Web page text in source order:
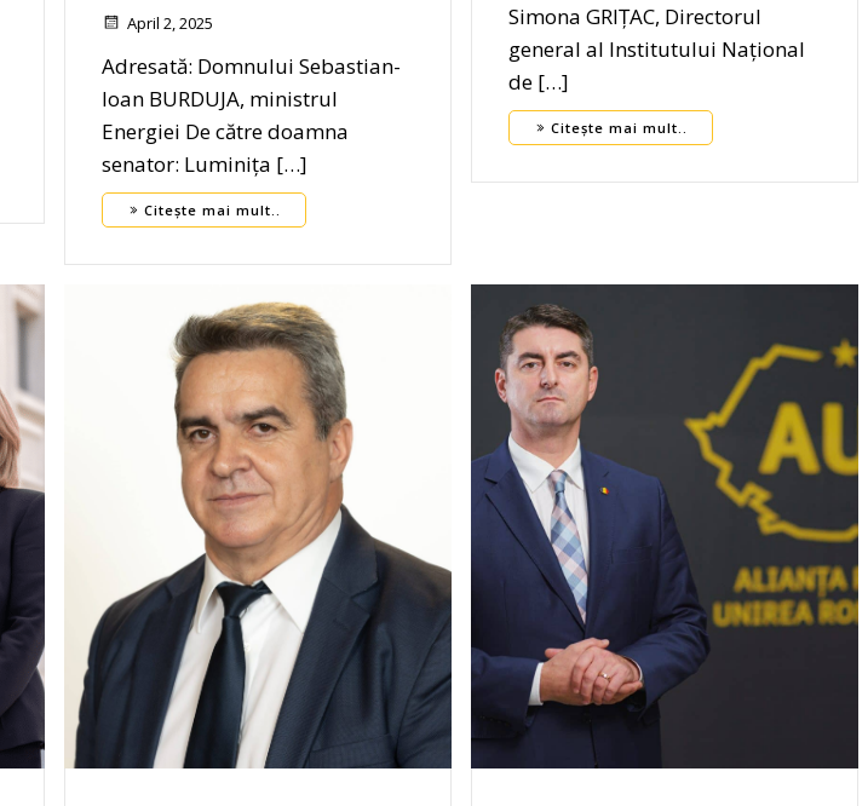
April 2, 2025
Adresată: Domnului Sebastian-
Ioan BURDUJA, ministrul
Energiei De către doamna
senator: Luminița […]
Citește mai mult..
Simona GRIȚAC, Directorul
general al Institutului Național
de […]
Citește mai mult..